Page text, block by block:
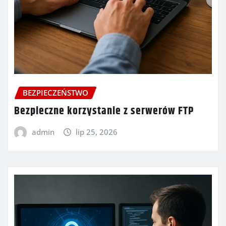
BEZPIECZEŃSTWO
Bezpieczne korzystanie z serwerów FTP
admin lip 25, 2026